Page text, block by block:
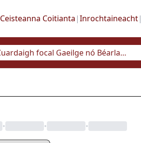
Ceisteanna Coitianta |Inrochtaineacht|
• • •